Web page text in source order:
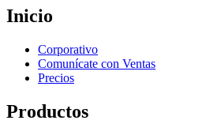
Inicio
Corporativo
Comunícate con Ventas
Precios
Productos